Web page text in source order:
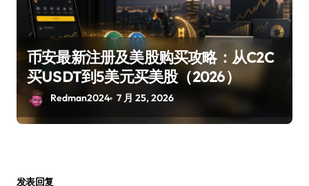
币安最新注册及美股购买攻略：从C2C
买USDT到5美元买美股（2026）
Redman2024 7 月 25, 2026
发表回复